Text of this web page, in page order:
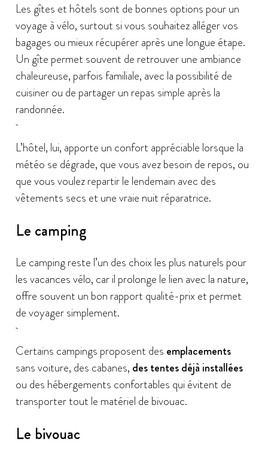
Les gîtes et hôtels sont de bonnes options pour un
voyage à vélo, surtout si vous souhaitez alléger vos
bagages ou mieux récupérer après une longue étape.
Un gîte permet souvent de retrouver une ambiance
chaleureuse, parfois familiale, avec la possibilité de
cuisiner ou de partager un repas simple après la
randonnée.
L’hôtel, lui, apporte un confort appréciable lorsque la
météo se dégrade, que vous avez besoin de repos, ou
que vous voulez repartir le lendemain avec des
vêtements secs et une vraie nuit réparatrice.
Le camping
Le camping reste l’un des choix les plus naturels pour
les vacances vélo, car il prolonge le lien avec la nature,
offre souvent un bon rapport qualité-prix et permet
de voyager simplement.
Certains campings proposent des emplacements
sans voiture, des cabanes, des tentes déjà installées
ou des hébergements confortables qui évitent de
transporter tout le matériel de bivouac.
Le bivouac